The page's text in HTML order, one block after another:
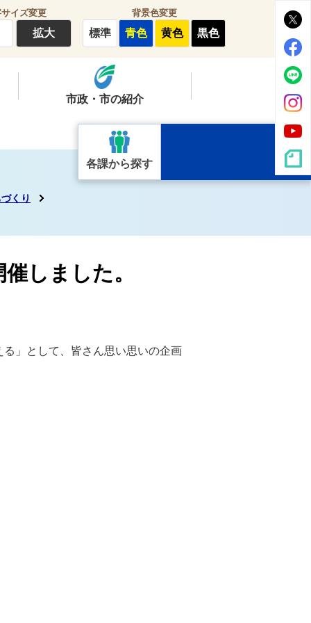
イズ変更
拡大
背景色変更
標準 青色 黄色 黒色
市政・市の紹介
各課から探す
くり
しました。
」として、皆さん思い思いの企画